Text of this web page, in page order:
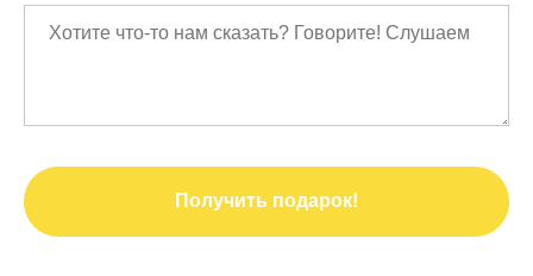
Получить подарок!